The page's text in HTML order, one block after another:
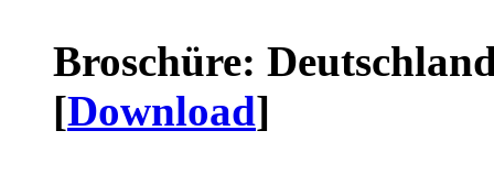
Broschüre:
[Download]